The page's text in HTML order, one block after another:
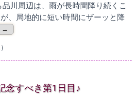
川周辺は、雨が長時間降り続くこ
、局地的に短い時間にザーッと降
→
念すべき第1日目♪